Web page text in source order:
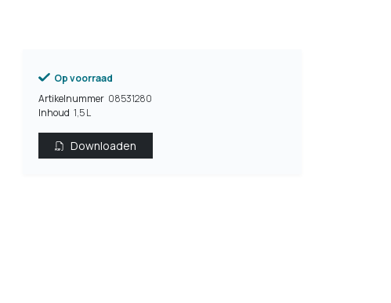
Op voorraad
Artikelnummer 08531280
Inhoud 1,5 L
Downloaden